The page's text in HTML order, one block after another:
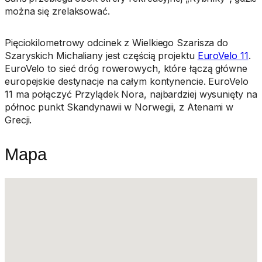
można się zrelaksować.
Pięciokilometrowy odcinek z Wielkiego Szarisza do
Szaryskich Michaliany jest częścią projektu EuroVelo 11.
EuroVelo to sieć dróg rowerowych, które łączą główne
europejskie destynacje na całym kontynencie. EuroVelo
11 ma połączyć Przylądek Nora, najbardziej wysunięty na
północ punkt Skandynawii w Norwegii, z Atenami w
Grecji.
Mapa